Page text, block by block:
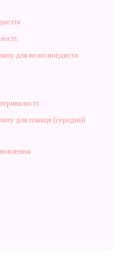
для велосипедиста
для плавця (середній